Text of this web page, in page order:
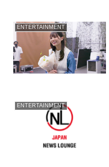
ENTERTAINMENT
ENTERTAINMENT